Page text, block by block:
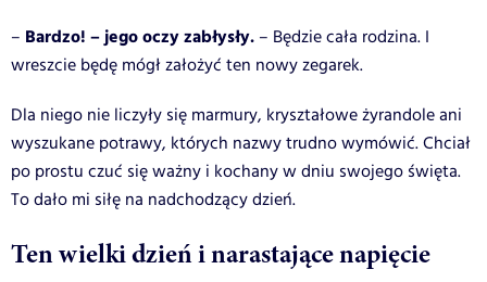
– Bardzo! – jego oczy zabłysły. – Będzie cała rodzina. I
wreszcie będę mógł założyć ten nowy zegarek.
Dla niego nie liczyły się marmury, kryształowe żyrandole ani
wyszukane potrawy, których nazwy trudno wymówić. Chciał
po prostu czuć się ważny i kochany w dniu swojego święta.
To dało mi siłę na nadchodzący dzień.
Ten wielki dzień i narastające napięcie